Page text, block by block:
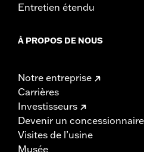
Entretien étendu
À PROPOS DE NOUS
Notre entreprise
Carrières
Investisseurs
Devenir un concessionnaire
Visites de l’usine
Musée